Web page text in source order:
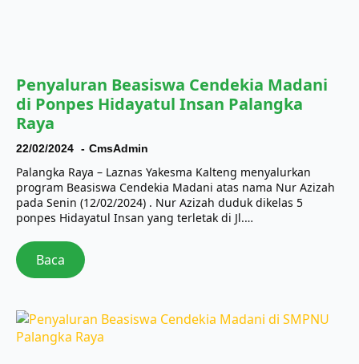
Penyaluran Beasiswa Cendekia Madani
di Ponpes Hidayatul Insan Palangka
Raya
22/02/2024 CmsAdmin
Palangka Raya – Laznas Yakesma Kalteng menyalurkan
program Beasiswa Cendekia Madani atas nama Nur Azizah
pada Senin (12/02/2024) . Nur Azizah duduk dikelas 5
ponpes Hidayatul Insan yang terletak di Jl.…
Baca